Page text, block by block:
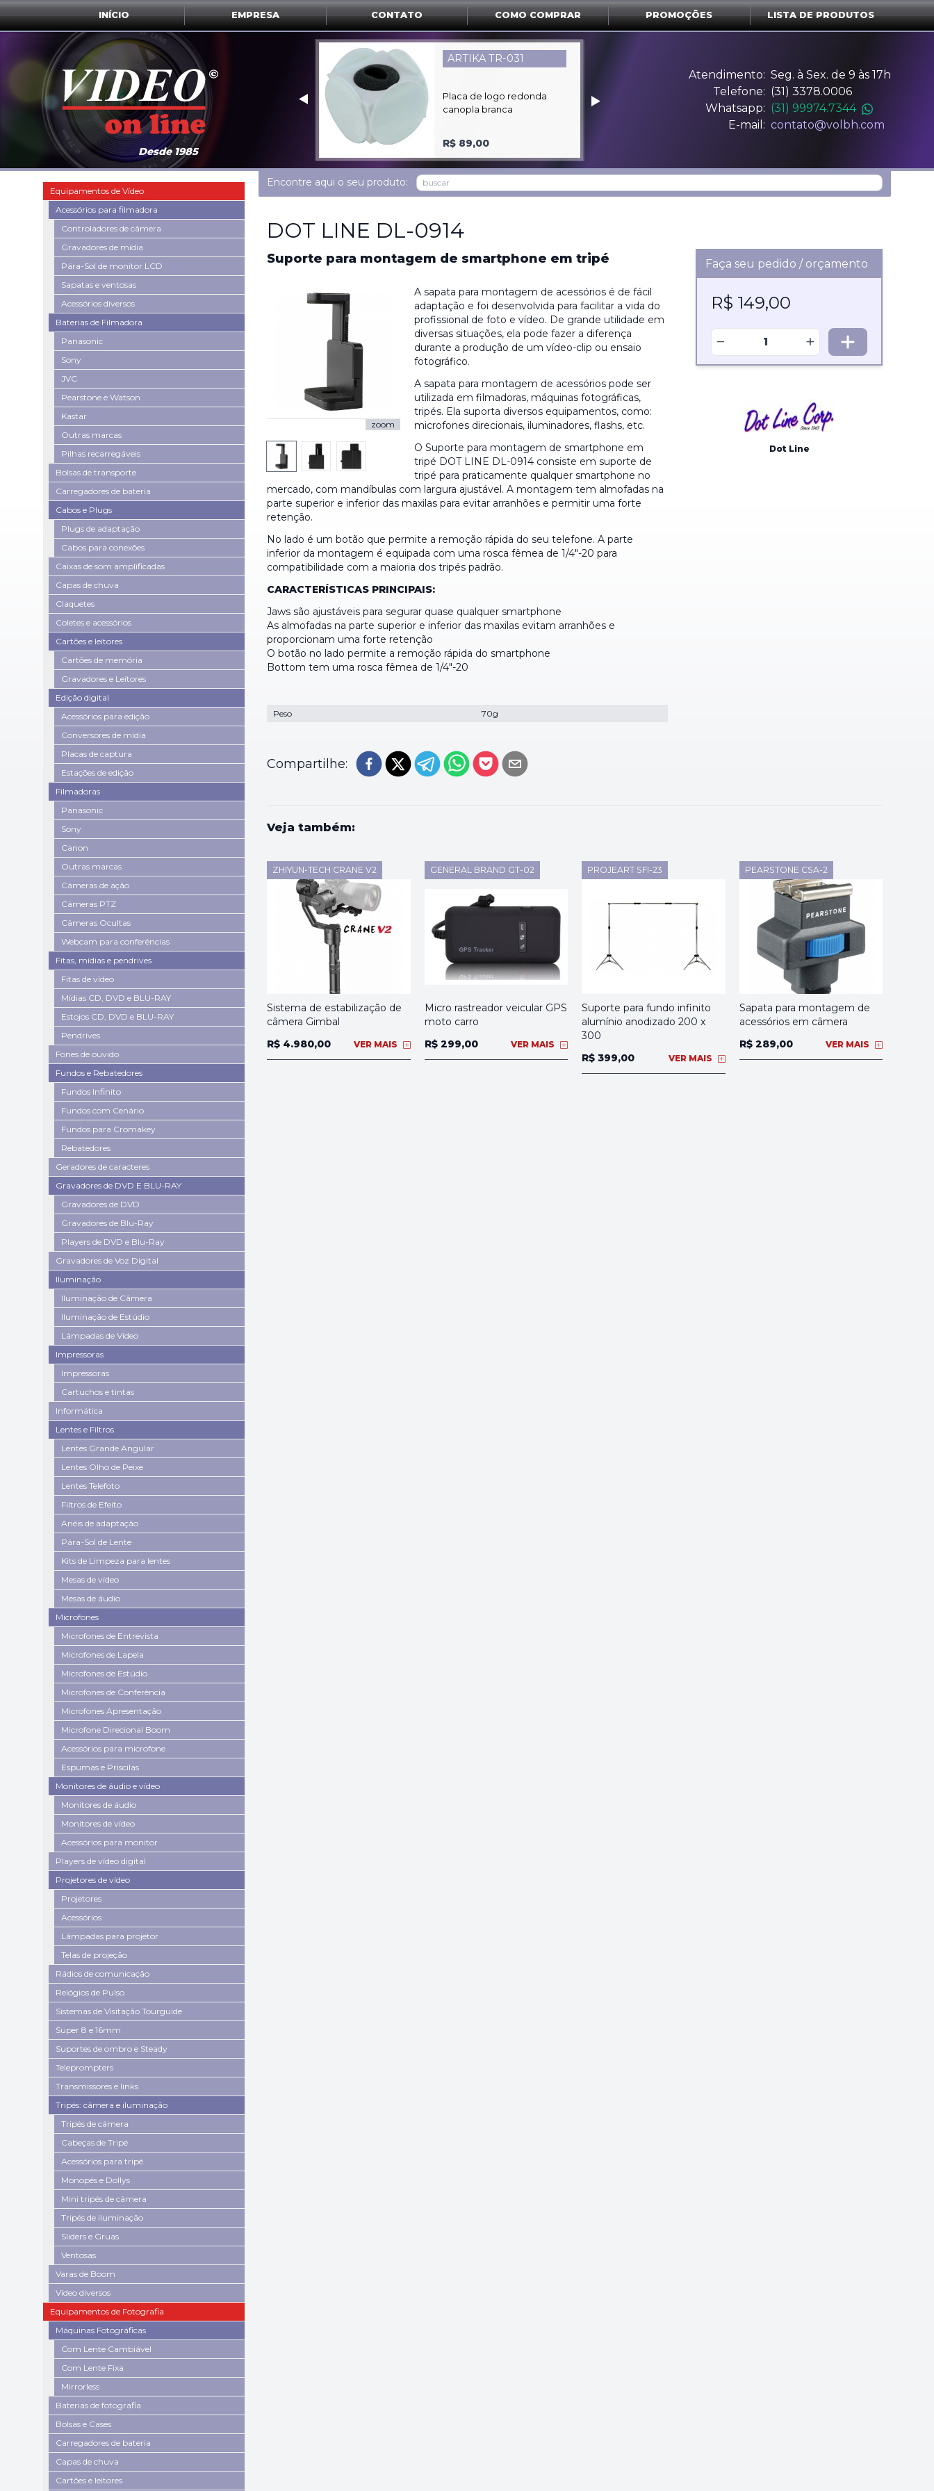
INÍCIO EMPRESA CONTATO COMO COMPRAR PROMOÇÕES LISTA DE PRODUTOS
Desde 1985
CANON XF-605
Filmadora 4K 1CCD DE 1''
Ultra HD SDCHC
R$ 49.900,00
‣
‣
Atendimento: Seg. à Sex. de 9 às 17h
Telefone: (31) 3378.0006
Whatsapp: (31) 99974.7344
E-mail: contato@volbh.com
Encontre aqui o seu produto:
Equipamentos de Vídeo
Acessórios para filmadora
Controladores de câmera
Gravadores de mídia
Pára-Sol de monitor LCD
Sapatas e ventosas
Acessórios diversos
Baterias de Filmadora
Panasonic
Sony
JVC
Pearstone e Watson
Kastar
Outras marcas
Pilhas recarregáveis
Bolsas de transporte
Carregadores de bateria
Cabos e Plugs
Plugs de adaptação
Cabos para conexões
Caixas de som amplificadas
Capas de chuva
Claquetes
Coletes e acessórios
Cartões e leitores
Cartões de memória
Gravadores e Leitores
Edição digital
Acessórios para edição
Conversores de mídia
Placas de captura
Estações de edição
Filmadoras
Panasonic
Sony
Canon
Outras marcas
Câmeras de ação
Câmeras PTZ
Câmeras Ocultas
Webcam para conferências
Fitas, mídias e pendrives
Fitas de vídeo
Mídias CD, DVD e BLU-RAY
Estojos CD, DVD e BLU-RAY
Pendrives
Fones de ouvido
Fundos e Rebatedores
Fundos Infinito
Fundos com Cenário
Fundos para Cromakey
Rebatedores
Geradores de caracteres
Gravadores de DVD E BLU-RAY
Gravadores de DVD
Gravadores de Blu-Ray
Players de DVD e Blu-Ray
Gravadores de Voz Digital
Iluminação
Iluminação de Câmera
Iluminação de Estúdio
Lâmpadas de Vídeo
Impressoras
Impressoras
Cartuchos e tintas
Informática
Lentes e Filtros
Lentes Grande Angular
Lentes Olho de Peixe
Lentes Telefoto
Filtros de Efeito
Anéis de adaptação
Pára-Sol de Lente
Kits de Limpeza para lentes
Mesas de vídeo
Mesas de áudio
Microfones
Microfones de Entrevista
Microfones de Lapela
Microfones de Estúdio
Microfones de Conferência
Microfones Apresentação
Microfone Direcional Boom
Acessórios para microfone
Espumas e Priscilas
Monitores de áudio e vídeo
Monitores de áudio
Monitores de vídeo
Acessórios para monitor
Players de vídeo digital
Projetores de vídeo
Projetores
Acessórios
Lâmpadas para projetor
Telas de projeção
Rádios de comunicação
Relógios de Pulso
Sistemas de Visitação Tourguide
Super 8 e 16mm
Suportes de ombro e Steady
Teleprompters
Transmissores e links
Tripés: câmera e iluminação
Tripés de câmera
Cabeças de Tripé
Acessórios para tripé
Monopés e Dollys
Mini tripés de câmera
Tripés de iluminação
Sliders e Gruas
Ventosas
Varas de Boom
Vídeo diversos
Equipamentos de Fotografia
Máquinas Fotográficas
Com Lente Cambiável
Com Lente Fixa
Mirrorless
Baterias de fotografia
Bolsas e Cases
Carregadores de bateria
Capas de chuva
Cartões e leitores
DOT LINE DL-0914
Suporte para montagem de smartphone em tripé
zoom
A sapata para montagem de acessórios é de fácil
adaptação e foi desenvolvida para facilitar a vida do
profissional de foto e vídeo. De grande utilidade em
diversas situações, ela pode fazer a diferença
durante a produção de um vídeo-clip ou ensaio
fotográfico.
A sapata para montagem de acessórios pode ser
utilizada em filmadoras, máquinas fotográficas,
tripés. Ela suporta diversos equipamentos, como:
microfones direcionais, iluminadores, flashs, etc.
O Suporte para montagem de smartphone em
tripé DOT LINE DL-0914 consiste em suporte de
tripé para praticamente qualquer smartphone no
mercado, com mandíbulas com largura ajustável. A montagem tem almofadas na
parte superior e inferior das maxilas para evitar arranhões e permitir uma forte
retenção.
No lado é um botão que permite a remoção rápida do seu telefone. A parte
inferior da montagem é equipada com uma rosca fêmea de 1/4"-20 para
compatibilidade com a maioria dos tripés padrão.
CARACTERÍSTICAS PRINCIPAIS:
Jaws são ajustáveis para segurar quase qualquer smartphone
As almofadas na parte superior e inferior das maxilas evitam arranhões e
proporcionam uma forte retenção
O botão no lado permite a remoção rápida do smartphone
Bottom tem uma rosca fêmea de 1/4"-20
Peso 70g
Compartilhe:
Faça seu pedido / orçamento
R$ 149,00
−
+
Dot Line
Veja também:
ZHIYUN-TECH CRANE V2
Sistema de estabilização de
câmera Gimbal
R$ 4.980,00
VER MAIS
GENERAL BRAND GT-02
Micro rastreador veicular GPS
moto carro
R$ 299,00
VER MAIS
PROJEART SFI-23
Suporte para fundo infinito
alumínio anodizado 200 x
300
R$ 399,00
VER MAIS
PEARSTONE CSA-2
Sapata para montagem de
acessórios em câmera
R$ 289,00
VER MAIS